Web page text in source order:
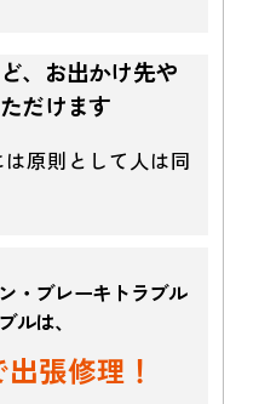
、お出かけ先や
だけます
原則として人は同
・ブレーキトラブル
ルは、
張修理！